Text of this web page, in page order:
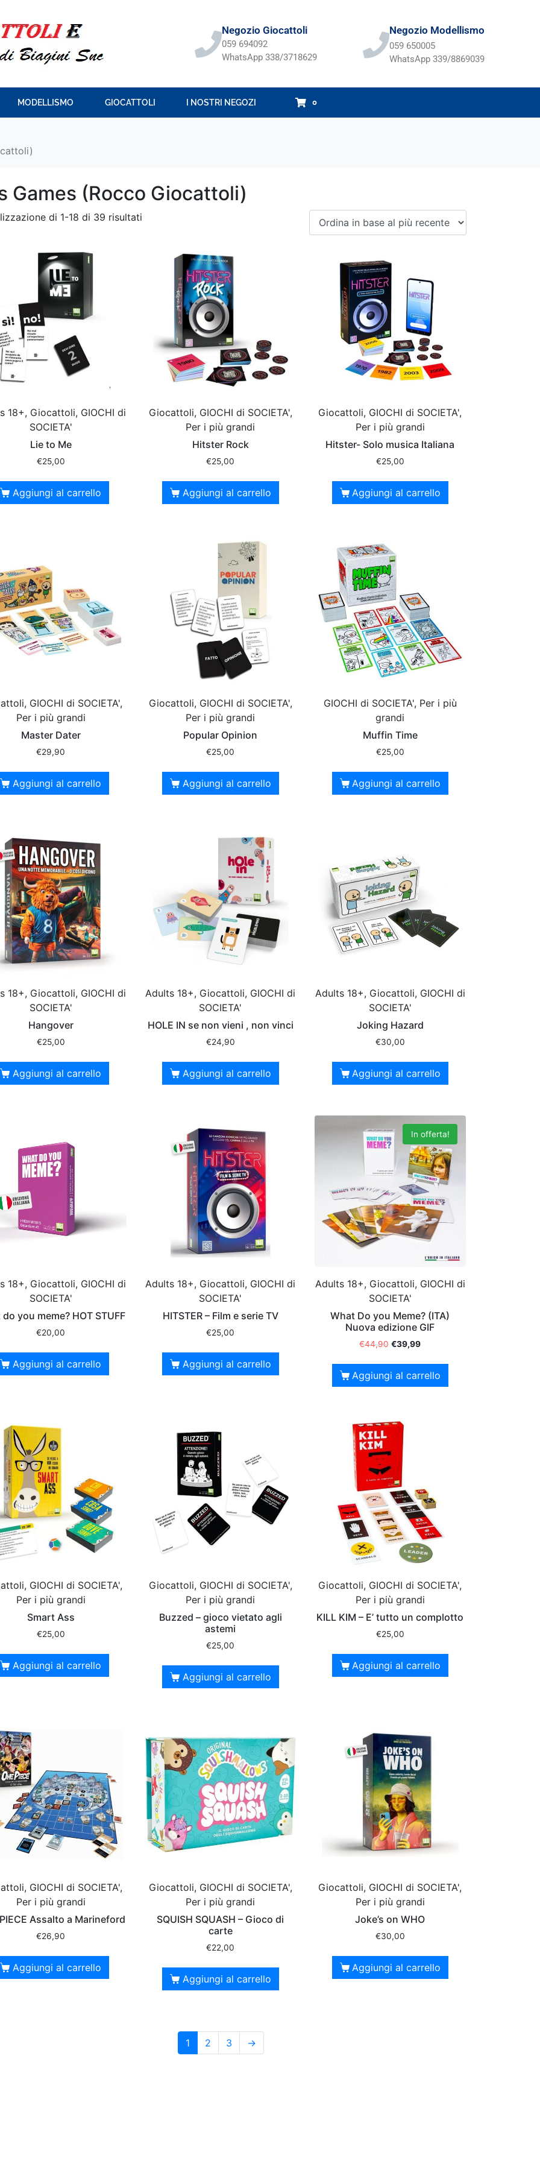
Negozio Giocattoli
059 694092
WhatsApp 338/3718629
Negozio Modellismo
059 650005
WhatsApp 339/8869039
MODELLISMO GIOCATTOLI I NOSTRI NEGOZI 0
Games (Rocco Giocattoli)
di 1-18 di 39 risultati
18+, Giocattoli, GIOCHI di
SOCIETA'
Lie to Me
€25,00
Aggiungi al carrello
Giocattoli, GIOCHI di SOCIETA',
Per i più grandi
Hitster Rock
€25,00
Aggiungi al carrello
Giocattoli, GIOCHI di SOCIETA',
Per i più grandi
Hitster- Solo musica Italiana
€25,00
Aggiungi al carrello
GIOCHI di SOCIETA',
Per i più grandi
Master Dater
€29,90
Aggiungi al carrello
Giocattoli, GIOCHI di SOCIETA',
Per i più grandi
Popular Opinion
€25,00
Aggiungi al carrello
GIOCHI di SOCIETA', Per i più
grandi
Muffin Time
€25,00
Aggiungi al carrello
18+, Giocattoli, GIOCHI di
SOCIETA'
Hangover
€25,00
Aggiungi al carrello
Adults 18+, Giocattoli, GIOCHI di
SOCIETA'
HOLE IN se non vieni , non vinci
€24,90
Aggiungi al carrello
Adults 18+, Giocattoli, GIOCHI di
SOCIETA'
Joking Hazard
€30,00
Aggiungi al carrello
18+, Giocattoli, GIOCHI di
SOCIETA'
you meme? HOT STUFF
€20,00
Aggiungi al carrello
Adults 18+, Giocattoli, GIOCHI di
SOCIETA'
HITSTER – Film e serie TV
€25,00
Aggiungi al carrello
In offerta!
Adults 18+, Giocattoli, GIOCHI di
SOCIETA'
What Do you Meme? (ITA)
Nuova edizione GIF
€44,90 €39,99
Aggiungi al carrello
GIOCHI di SOCIETA',
Per i più grandi
Smart Ass
€25,00
Aggiungi al carrello
Giocattoli, GIOCHI di SOCIETA',
Per i più grandi
Buzzed – gioco vietato agli
astemi
€25,00
Aggiungi al carrello
Giocattoli, GIOCHI di SOCIETA',
Per i più grandi
KILL KIM – E’ tutto un complotto
€25,00
Aggiungi al carrello
GIOCHI di SOCIETA',
Per i più grandi
Assalto a Marineford
€26,90
Aggiungi al carrello
Giocattoli, GIOCHI di SOCIETA',
Per i più grandi
SQUISH SQUASH – Gioco di
carte
€22,00
Aggiungi al carrello
Giocattoli, GIOCHI di SOCIETA',
Per i più grandi
Joke’s on WHO
€30,00
Aggiungi al carrello
1 2 3 →